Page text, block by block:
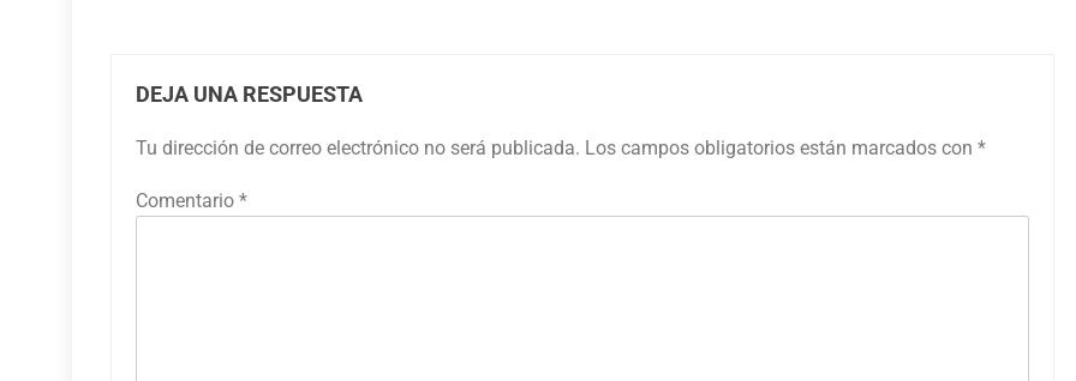
DEJA UNA RESPUESTA
Tu dirección de correo electrónico no será publicada. Los campos obligatorios están marcados con *
Comentario *